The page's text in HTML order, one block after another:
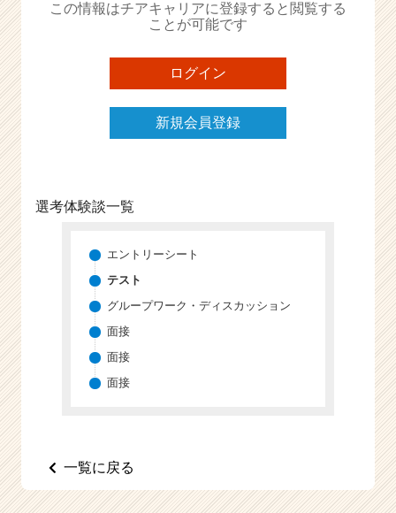
ら
ス
ト
が
届
く
チ
ャ
この情報はチアキャリアに登録すると閲覧する
ことが可能です
ログイン
新規会員登録
選考体験談一覧
エントリーシート
テスト
グループワーク・ディスカッション
面接
面接
面接
一覧に戻る